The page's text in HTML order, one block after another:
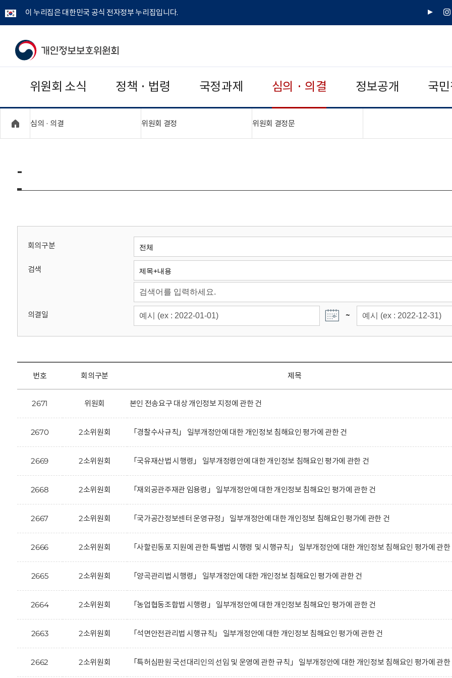
이 누리집은 대한민국 공식 전자정부 누리집입니다.
유
인
개
보
보
위
회
위원회 소식 정책 · 법령 국정과제 심의 · 의결 정보공개 국
심의 · 의결 위원회 결정 위원회 결정문"접기,펼치기"
-
회의구분
검색
의결일 ~
번호 회의구분 제목
2671 위원회 본인 전송요구 대상 개인정보 지정에 관한 건
2670 2소위원회 「경찰수사규칙」 일부개정안에 대한 개인정보 침해요인 평가에 관한 건
2669 2소위원회 「국유재산법 시행령」 일부개정령안에 대한 개인정보 침해요인 평가에 관한 건
2668 2소위원회 「재외공관주재관 임용령」 일부개정안에 대한 개인정보 침해요인 평가에 관한 건
2667 2소위원회 「국가공간정보센터 운영규정」 일부개정안에 대한 개인정보 침해요인 평가에 관한 건
2666 2소위원회 「사할린동포 지원에 관한 특별법 시행령 및 시행규칙」 일부개정안에 대한 개인정보 침해요인 평가에 관한
2665 2소위원회 「양곡관리법 시행령」 일부개정안에 대한 개인정보 침해요인 평가에 관한 건
2664 2소위원회 「농업협동조합법 시행령」 일부개정안에 대한 개인정보 침해요인 평가에 관한 건
2663 2소위원회 「석면안전관리법 시행규칙」 일부개정안에 대한 개인정보 침해요인 평가에 관한 건
2662 2소위원회 「특허심판원 국선대리인의 선임 및 운영에 관한 규칙」 일부개정안에 대한 개인정보 침해요인 평가에 관한